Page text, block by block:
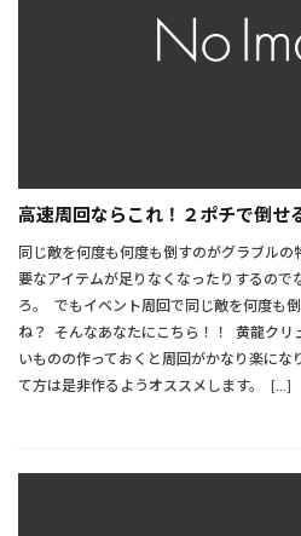
高速周回ならこれ！２ポチで倒せ
同じ敵を何度も何度も倒すのがグラブル
要なアイテムが足りなくなったりするので
ろ。 でもイベント周回で同じ敵を何度も
ね？ そんなあなたにこちら！！ 黄龍ク
いものの作っておくと周回がかなり楽にな
て方は是非作るようオススメします。 […]